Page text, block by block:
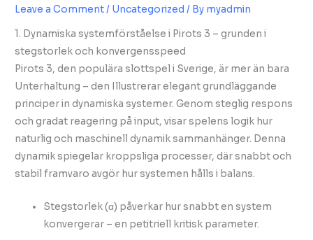
Leave a Comment/ Uncategorized / By myadmin
1. Dynamiska systemförståelse i Pirots 3 – grunden i
stegstorlek och konvergensspeed
Pirots 3, den populära slottspel i Sverige, är mer än bara
Unterhaltung – den Illustrerar elegant grundläggande
principer in dynamiska systemer. Genom steglig respons
och gradat reagering på input, visar spelens logik hur
naturlig och maschinell dynamik sammanhänger. Denna
dynamik spiegelar kroppsliga processer, där snabbt och
stabil framvaro avgör hur systemen hålls i balans.
Stegstorlek (α) påverkar hur snabbt en system
konvergerar – en petitriell kritisk parameter.